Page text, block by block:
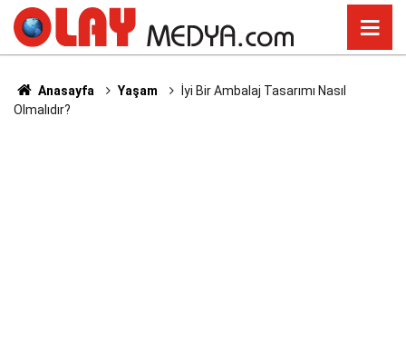
Anasayfa Yaşam
İyi Bir Ambalaj Tasarımı Nasıl
Olmalıdır?